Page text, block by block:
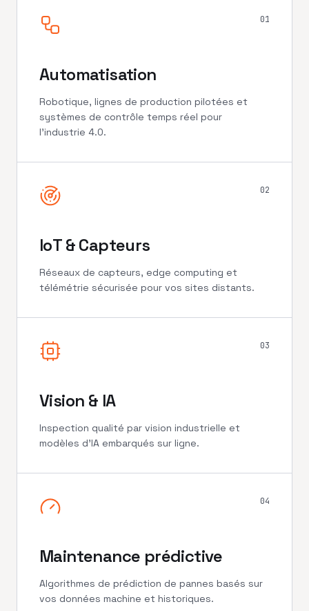
01
Automatisation
Robotique, lignes de production pilotées et
systèmes de contrôle temps réel pour
l'industrie 4.0.
02
IoT & Capteurs
Réseaux de capteurs, edge computing et
télémétrie sécurisée pour vos sites distants.
03
Vision & IA
Inspection qualité par vision industrielle et
modèles d'IA embarqués sur ligne.
04
Maintenance prédictive
Algorithmes de prédiction de pannes basés sur
vos données machine et historiques.